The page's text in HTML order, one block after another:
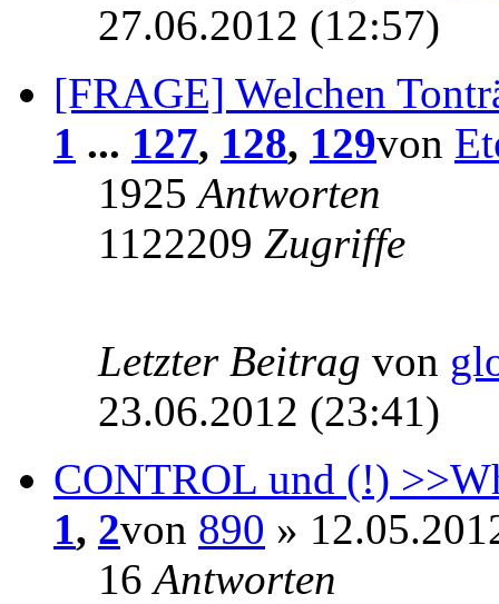
27.06.2012 (12:57)
[FRAGE] Welchen
1 ... 127, 128, 129von
1925Antworten
1122209 Zugriffe
Letzter Beitrag von
23.06.2012 (23:41)
CONTROL und (!)
1, 2von 890 »
16Antworten